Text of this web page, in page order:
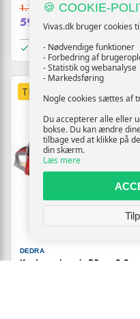
1.144,-
599,- Vis
På lager
TILBUD
DEDRA
Kædesav benzin 50 cm 2,9
🍪 COOKIE-
Vivas.dk bruger cookies til
- Nødvendige funktioner
- Forbedring af
- Statistik og webanalyse
- Markedsføring
Nogle cookies sættes af
Du accepterer alle eller
bokse. Du kan ændre
tilbage ved at klikke på
din skærm.
Læs mere